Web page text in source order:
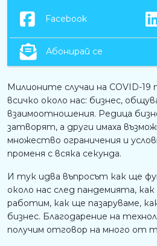
Facebook
Абонирай се
Милионите случаи на COVID-19
всичко около нас: бизнес,
взаимоотношения. Редица
затворят, а други имаха
множество ограничения и
променя с всяка секунда.
И тук идва въпросът как ще
около нас след пандемията,
работим, как ще пазаруваме,
бизнес. Благодарение на
получим отговор на много от